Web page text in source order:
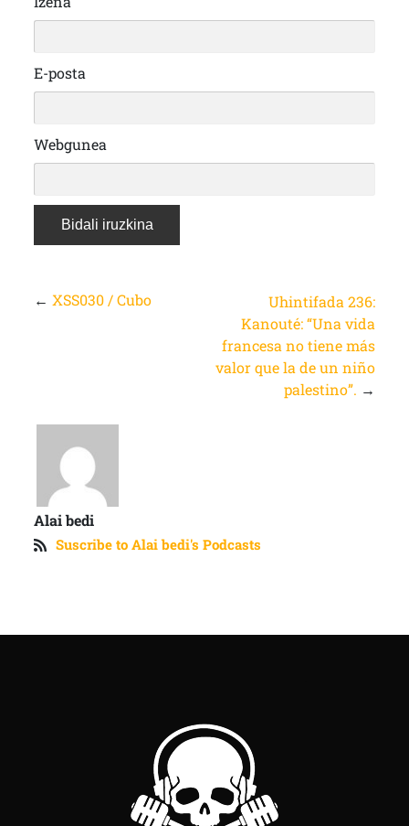
E-posta
Webgunea
← XSS030 / Cubo
Uhintifada 236:
Kanouté: “Una vida
francesa no tiene más
valor que la de un niño
palestino”. →
Alai bedi
Suscribe to Alai bedi's Podcasts